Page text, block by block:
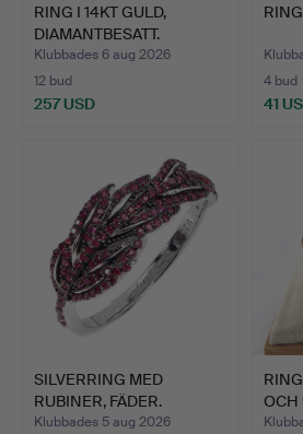
RING I 14KT GULD,
DIAMANTBESATT.
Klubbades 6 aug 2026
12 bud
257 USD
4 bud
41
SILVERRING MED
RUBINER, FÄDER.
Klubbades 5 aug 2026
OCH
8CT…